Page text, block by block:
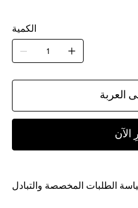
الكمية
العربة
الآن
الطلبات المخصصة والتبادل